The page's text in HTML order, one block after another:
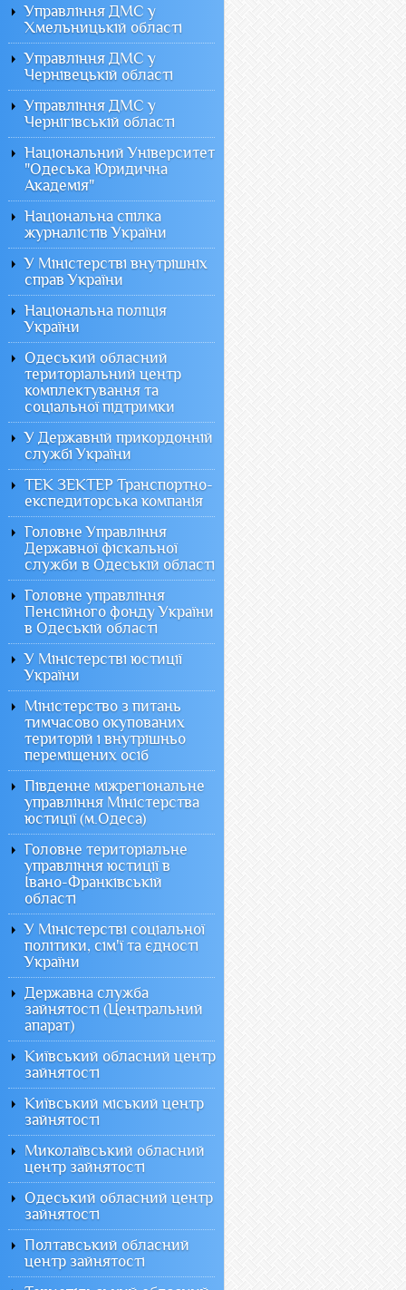
Управління ДМС у
Хмельницькій області
Управління ДМС у
Чернівецькій області
Управління ДМС у
Чернігівській області
Національний Університет
"Одеська Юридична
Академія"
Національна спілка
журналістів України
У Міністерстві внутрішніх
справ України
Національна поліція
України
Одеський обласний
територіальний центр
комплектування та
соціальної підтримки
У Державній прикордонній
службі України
ТЕК ЗЕКТЕР Транспортно-
експедиторська компанія
Головне Управління
Державної фіскальної
служби в Одеській області
Головне управління
Пенсійного фонду України
в Одеській області
У Міністерстві юстиції
України
Міністерство з питань
тимчасово окупованих
територій і внутрішньо
переміщених осіб
Південне міжрегіональне
управління Міністерства
юстиції (м.Одеса)
Головне територіальне
управління юстиції в
Івано-Франківській
області
У Міністерстві соціальної
політики, сім'ї та єдності
України
Державна служба
зайнятості (Центральний
апарат)
Київський обласний центр
зайнятості
Київський міський центр
зайнятості
Миколаївський обласний
центр зайнятості
Одеський обласний центр
зайнятості
Полтавський обласний
центр зайнятості